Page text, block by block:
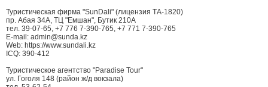
Туристическая фирма "SunDali" (лицензия ТА-1820)
пр. Абая 34А, ТЦ "Емшан", Бутик 210А
тел. 39-07-65, +7 776 7-390-765, +7 771 7-390-765
E-mail: admin@sunda.kz
Web: https://www.sundali.kz
ICQ: 390-412
Туристическое агентство "Paradise Tour"
ул. Гоголя 148 (район ж/д вокзала)